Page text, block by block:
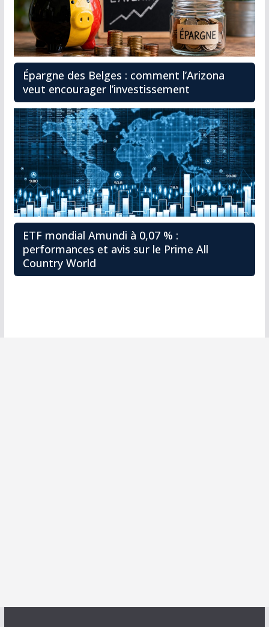
Épargne des Belges : comment l’Arizona
veut encourager l’investissement
ETF mondial Amundi à 0,07 % :
performances et avis sur le Prime All
Country World